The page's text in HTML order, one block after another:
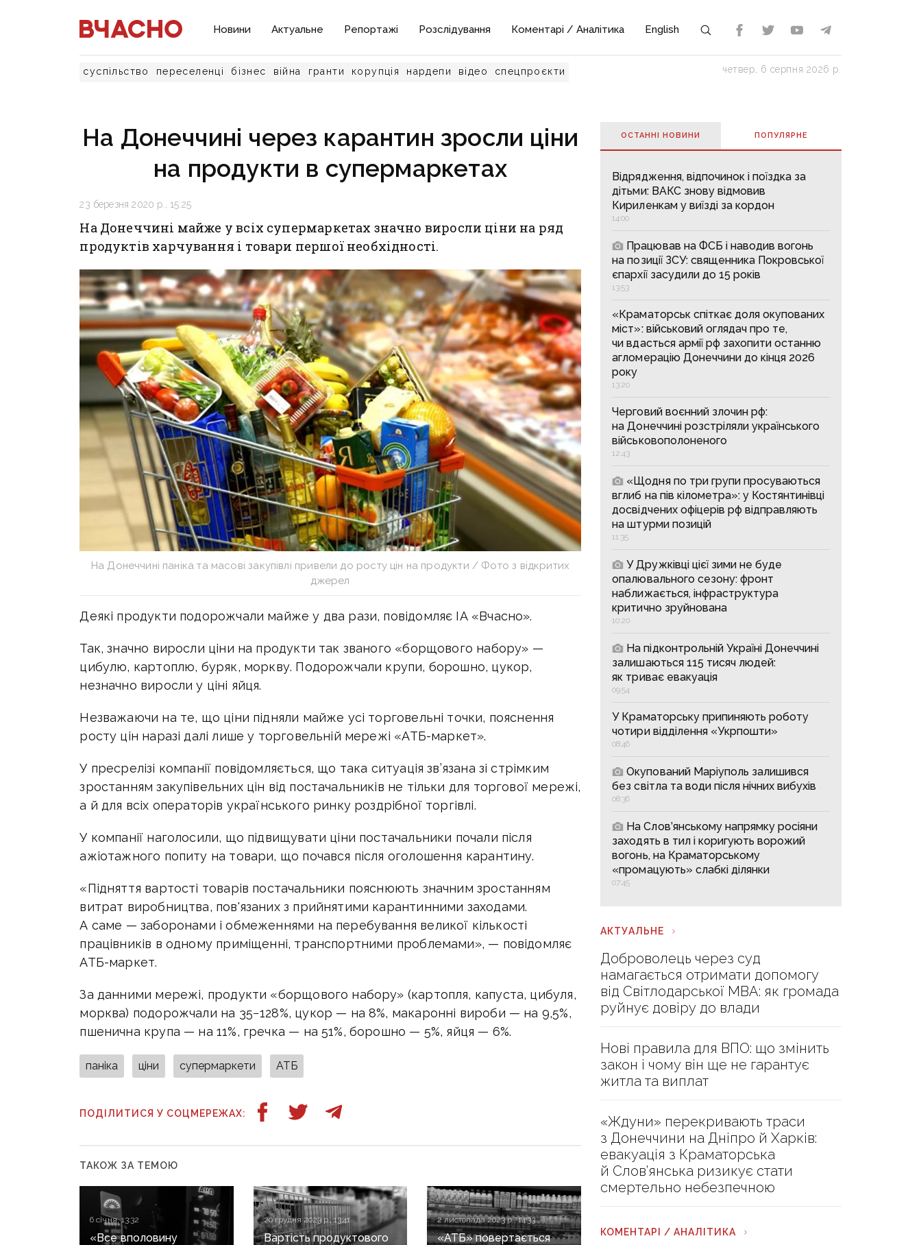
Новини Актуальне Репортажі Розслідування Коментарі / Аналітика English
суспільство переселенці бізнес війна гранти корупція нардепи відео спецпроєкти четвер, 6 серпня 2026 р.
На Донеччині через карантин зросли ціни
на продукти в супермаркетах
23 березня 2020 р., 15:25
На Донеччині майже у всіх супермаркетах значно виросли ціни на ряд
продуктів харчування і товари першої необхідності.
На Донеччині паніка та масові закупівлі привели до росту цін на продукти / Фото з відкритих
джерел
Деякі продукти подорожчали майже у два рази, повідомляє ІА «Вчасно».
Так, значно виросли ціни на продукти так званого «борщового набору» —
цибулю, картоплю, буряк, моркву. Подорожчали крупи, борошно, цукор,
незначно виросли у ціні яйця.
Незважаючи на те, що ціни підняли майже усі торговельні точки, пояснення
росту цін наразі далі лише у торговельній мережі «АТБ-маркет».
У пресрелізі компанії повідомляється, що така ситуація зв’язана зі стрімким
зростанням закупівельних цін від постачальників не тільки для торгової мережі,
а й для всіх операторів українського ринку роздрібної торгівлі.
У компанії наголосили, що підвищувати ціни постачальники почали після
ажіотажного попиту на товари, що почався після оголошення карантину.
«Підняття вартості товарів постачальники пояснюють значним зростанням
витрат виробництва, пов'язаних з прийнятими карантинними заходами.
А саме — заборонами і обмеженнями на перебування великої кількості
працівників в одному приміщенні, транспортними проблемами», — повідомляє
АТБ-маркет.
За данними мережі, продукти «борщового набору» (картопля, капуста, цибуля,
морква) подорожчали на 35−128%, цукор — на 8%, макаронні вироби — на 9,5%,
пшенична крупа — на 11%, гречка — на 51%, борошно — 5%, яйця — 6%.
паніка ціни супермаркети АТБ
ПОДІЛИТИСЯ У СОЦМЕРЕЖАХ:
ТАКОЖ ЗА ТЕМОЮ
6 січня, 13:32
«Все вполовину
20 грудня 2023 р., 13:41
Вартість продуктового
2 листопада 2023 р., 14:33
«АТБ» повертається
ОСТАННІ НОВИНИ ПОПУЛЯРНE
Відрядження, відпочинок і поїздка за
дітьми: ВАКС знову відмовив
Кириленкам у виїзді за кордон
14:00
Працював на ФСБ і наводив вогонь
на позиції ЗСУ: священника Покровської
єпархії засудили до 15 років
13:53
«Краматорськ спіткає доля окупованих
міст»: військовий оглядач про те,
чи вдасться армії рф захопити останню
агломерацію Донеччини до кінця 2026
року
13:20
Черговий воєнний злочин рф:
на Донеччині розстріляли українського
військовополоненого
12:43
«Щодня по три групи просуваються
вглиб на пів кілометра»: у Костянтинівці
досвідчених офіцерів рф відправляють
на штурми позицій
11:35
У Дружківці цієї зими не буде
опалювального сезону: фронт
наближається, інфраструктура
критично зруйнована
10:20
На підконтрольній Україні Донеччині
залишаються 115 тисяч людей:
як триває евакуація
09:54
У Краматорську припиняють роботу
чотири відділення «Укрпошти»
08:46
Окупований Маріуполь залишився
без світла та води після нічних вибухів
08:36
На Слов’янському напрямку росіяни
заходять в тил і коригують ворожий
вогонь, на Краматорському
«промацують» слабкі ділянки
07:45
АКТУАЛЬНЕ
Доброволець через суд
намагається отримати допомогу
від Світлодарської МВА: як громада
руйнує довіру до влади
Нові правила для ВПО: що змінить
закон і чому він ще не гарантує
житла та виплат
«Ждуни» перекривають траси
з Донеччини на Дніпро й Харків:
евакуація з Краматорська
й Слов’янська ризикує стати
смертельно небезпечною
КОМЕНТАРІ / АНАЛІТИКА